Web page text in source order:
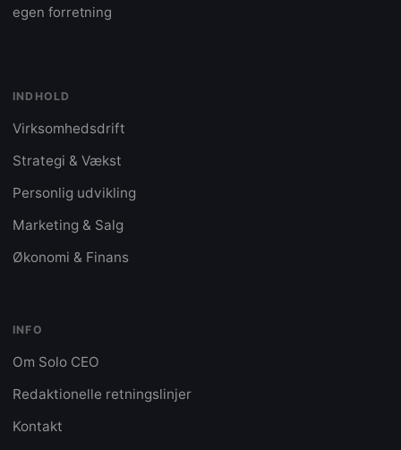
egen forretning
INDHOLD
Virksomhedsdrift
Strategi & Vækst
Personlig udvikling
Marketing & Salg
Økonomi & Finans
INFO
Om Solo CEO
Redaktionelle retningslinjer
Kontakt